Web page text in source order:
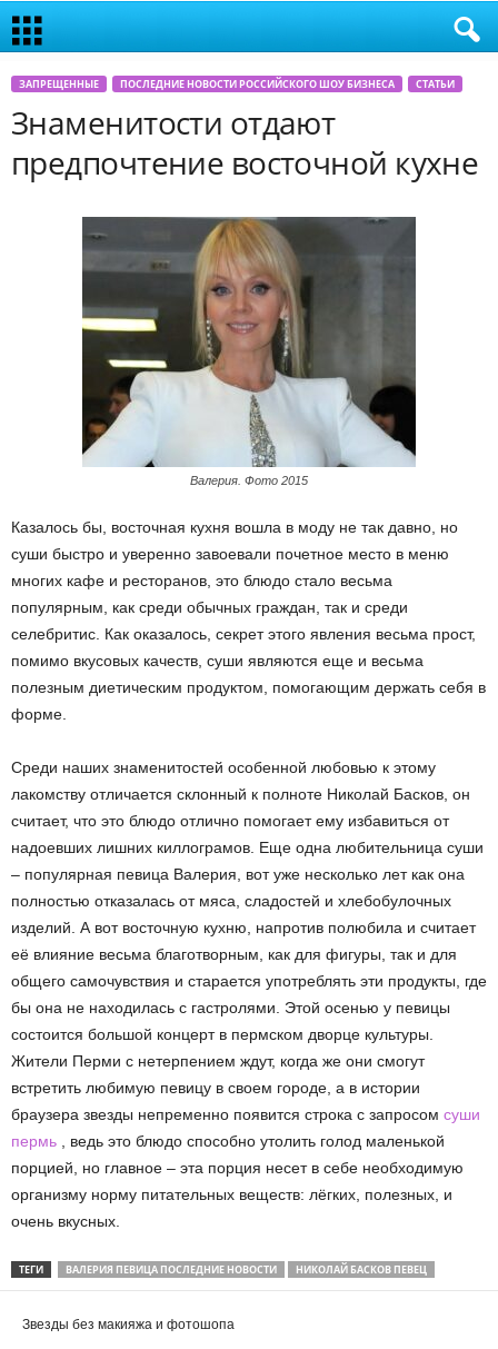
ЗАПРЕЩЕННЫЕ ПОСЛЕДНИЕ НОВОСТИ РОССИЙСКОГО ШОУ БИЗНЕСА СТАТЬИ
Знаменитости отдают
предпочтение восточной кухне
Валерия. Фото 2015
Казалось бы, восточная кухня вошла в моду не так давно, но
суши быстро и уверенно завоевали почетное место в меню
многих кафе и ресторанов, это блюдо стало весьма
популярным, как среди обычных граждан, так и среди
селебритис. Как оказалось, секрет этого явления весьма прост,
помимо вкусовых качеств, суши являются еще и весьма
полезным диетическим продуктом, помогающим держать себя в
форме.
Среди наших знаменитостей особенной любовью к этому
лакомству отличается склонный к полноте Николай Басков, он
считает, что это блюдо отлично помогает ему избавиться от
надоевших лишних киллограмов. Еще одна любительница суши
– популярная певица Валерия, вот уже несколько лет как она
полностью отказалась от мяса, сладостей и хлебобулочных
изделий. А вот восточную кухню, напротив полюбила и считает
её влияние весьма благотворным, как для фигуры, так и для
общего самочувствия и старается употреблять эти продукты, где
бы она не находилась с гастролями. Этой осенью у певицы
состоится большой концерт в пермском дворце культуры.
Жители Перми с нетерпением ждут, когда же они смогут
встретить любимую певицу в своем городе, а в истории
браузера звезды непременно появится строка с запросом суши
пермь , ведь это блюдо способно утолить голод маленькой
порцией, но главное – эта порция несет в себе необходимую
организму норму питательных веществ: лёгких, полезных, и
очень вкусных.
ТЕГИ ВАЛЕРИЯ ПЕВИЦА ПОСЛЕДНИЕ НОВОСТИ НИКОЛАЙ БАСКОВ ПЕВЕЦ
Звезды без макияжа и фотошопа